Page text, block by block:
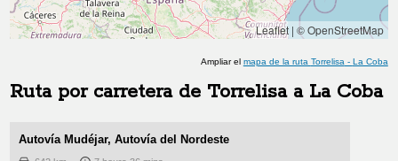
Leaflet| © OpenStreetMap
Ampliar el mapa de la ruta Torrelisa - La Coba
Ruta por carretera de Torrelisaa La Coba
Autovía Mudéjar, Autovía del Nordeste